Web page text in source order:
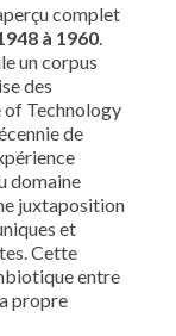
complet
à 1960.
un corpus
des
of Technology
de
domaine
juxtaposition
et
Cette
entre
propre